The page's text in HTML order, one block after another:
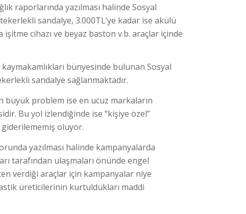
raporlarında yazılması halinde Sosyal
sandalye, 3.000TL’ye kadar ise akülü
cihazı ve beyaz baston v.b. araçlar içinde
bünyesinde bulunan Sosyal
sandalye sağlanmaktadır.
büyük problem ise en ucuz markaların
Bu yol izlendiğinde ise “kişiye özel”
giderilememiş oluyor.
yazılması halinde kampanyalarda
tarafından ulaşmaları önünde engel
verdiği araçlar için kampanyalar niye
üreticilerinin kurtuldukları maddi